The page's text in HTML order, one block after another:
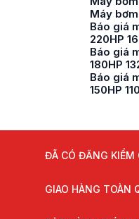
Máy
Báo giá
220HP
Báo giá
180HP
Báo giá
150HP
ĐÃ CÓ ĐĂNG KIỂM
GIAO HÀNG TOÀN